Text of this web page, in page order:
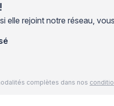
si elle rejoint notre réseau,
complètes dans nos